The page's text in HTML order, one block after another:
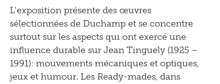
2012
2011
2010
2009
L'exposition présente des œuvres
sélectionnées de Duchamp et se concentre
surtout sur les aspects qui ont exercé une
influence durable sur Jean Tinguely (1925 –
1991): mouvements mécaniques et optiques,
jeux et humour. Les Ready-mades, dans